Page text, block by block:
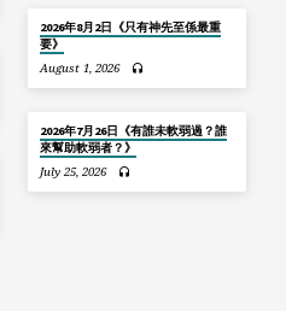
2026年8月2日《只有神先至係最重
要》
August 1, 2026
2026年7月26日《有誰未軟弱過？誰
來幫助軟弱者？》
July 25, 2026